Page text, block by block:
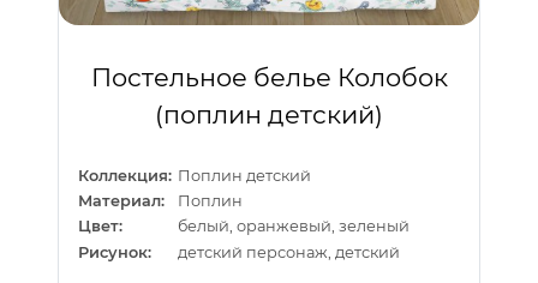
Постельное белье Колобок
(поплин детский)
Коллекция: Поплин детский
Материал:
Поплин
Цвет:
белый, оранжевый, зеленый
Рисунок:
детский персонаж, детский